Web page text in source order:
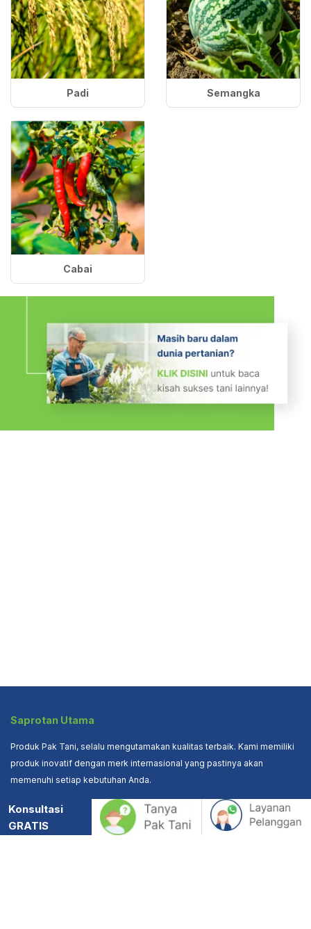
Padi Semangka
Cabai
Saprotan Utama
Produk Pak Tani, selalu mengutamakan kualitas terbaik. Kami memiliki
produk inovatif dengan merk internasional yang pastinya akan
memenuhi setiap kebutuhan Anda.
Alamat
Jl. Brigjend Sudiarto 79
Konsultasi
GRATIS